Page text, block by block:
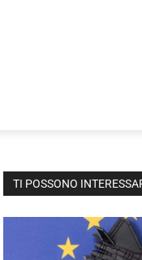
TI POSSONO